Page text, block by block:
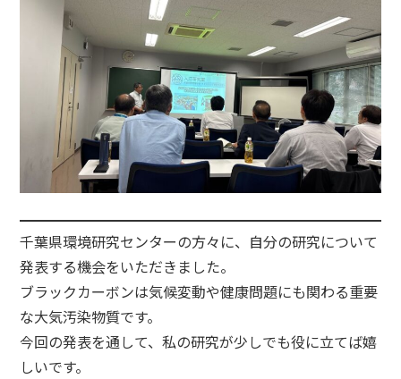
千葉県環境研究センターの方々に、自分の研究について
発表する機会をいただきました。
ブラックカーボンは気候変動や健康問題にも関わる重要
な大気汚染物質です。
今回の発表を通して、私の研究が少しでも役に立てば嬉
しいです。